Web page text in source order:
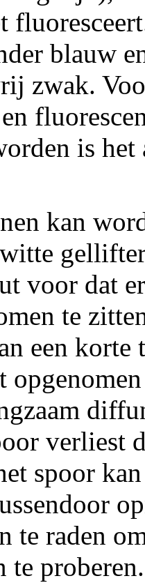
blauw
zwak.
is
kan
voor dat
te
een
verliest
spoor
te raden
te proberen.